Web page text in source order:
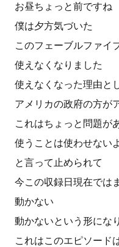
お昼ちょっと前ですね
僕は夕方気づいた
このフェーブルファイ
使えなくなりました
使えなくなった理由と
アメリカの政府の方が
これはちょっと問題が
使うことは使わせない
と言って止められて
今この収録日現在では
動かない
動かないという形にな
これはこのエピソード